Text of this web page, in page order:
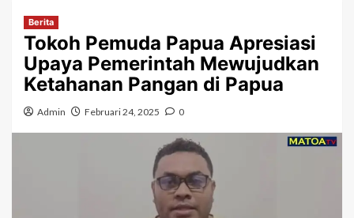
Berita
Tokoh Pemuda Papua Apresiasi
Upaya Pemerintah Mewujudkan
Ketahanan Pangan di Papua
Admin Februari 24, 2025 0